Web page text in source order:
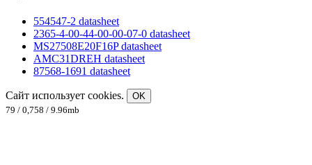
554547-2 datasheet
2365-4-00-44-00-00-07-0 datasheet
MS27508E20F16P datasheet
AMC31DREH datasheet
87568-1691 datasheet
Сайт использует cookies.
OK
79 / 0,758 / 9.96mb